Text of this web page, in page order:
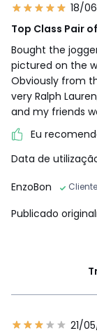
18/
Top Class Pair
Bought the
pictured on the
Obviously from
very Ralph
and my friends
Eu
Data de
EnzoBon
Publicado
21/